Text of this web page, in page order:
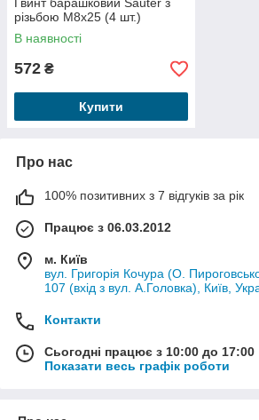
різьбою M8x25 (4 шт.)
В наявності
572 ₴
Купити
Про нас
100% позитивних з 7 відгуків за рік
Працює з 06.03.2012
м. Київ
вул. Григорія Кочура (О.
107 (вхід з вул. А.Головка), Київ,
Контакти
Сьогодні працює з 10:00 до 17:00
Показати весь графік роботи